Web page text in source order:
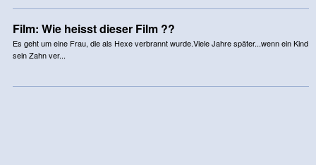
Film: Wie heisst dieser Film ??
Es geht um eine Frau, die als Hexe verbrannt wurde.Viele Jahre später...wenn ein Kind
sein Zahn ver...